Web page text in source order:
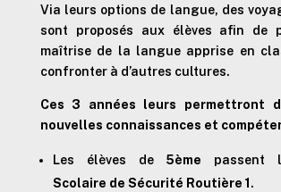
Via leurs options de langue, des
sont proposés aux élèves afin de
maîtrise de la langue apprise en
confronter à d’autres cultures.
Ces 3 années leurs permettront
nouvelles connaissances et
Les élèves de 5ème passent
Scolaire de Sécurité Routière 1 .